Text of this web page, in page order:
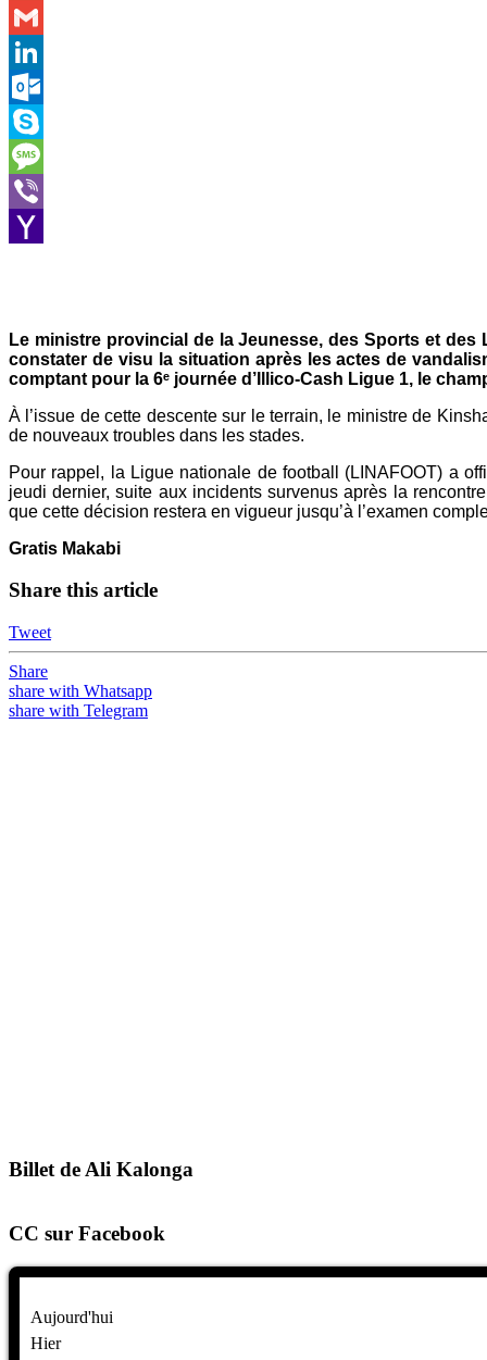
WhatsApp
Gmail
LinkedIn
Outlook.com
Skype
Message
Viber
Le ministre provincial de la Jeunesse, des Sports et
constater de visu la situation après les actes de
comptant pour la 6ᵉ journée d’Illico-Cash Ligue 1, le
À l’issue de cette descente sur le terrain, le ministre de
de nouveaux troubles dans les stades.
Pour rappel, la Ligue nationale de football (LINAFOOT) a
jeudi dernier, suite aux incidents survenus après la
que cette décision restera en vigueur jusqu’à l’examen
Gratis Makabi
Share this article
Tweet
Share
share with Whatsapp
share with Telegram
Billet de Ali Kalonga
CC sur Facebook
Aujourd'hui
Hier